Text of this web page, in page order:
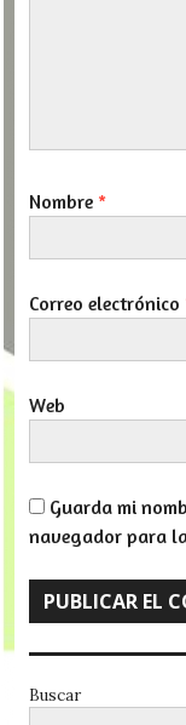
Nombre *
Correo electrónico
Web
Guarda mi
navegador para
Buscar